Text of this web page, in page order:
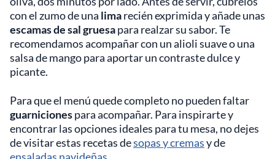
con el zumo de una limarecién exprimida y añade unas
escamas de sal gruesapara realzar su sabor. Te
recomendamos acompañar con un alioli suave o una
salsa de mango para aportar un contraste dulce y
picante.
Para que el menú quede completo no pueden faltar
guarnicionespara acompañar. Para inspirarte y
encontrar las opciones ideales para tu mesa, no dejes
de visitar estas recetas desopas y cremasy de